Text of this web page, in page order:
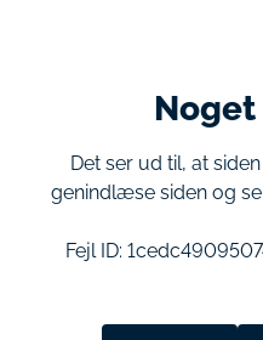
Det ser ud til, at
genindlæse siden og
Fejl ID: